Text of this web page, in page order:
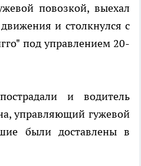
повозкой, выехал
и столкнулся с
под управлением 20-
и водитель
управляющий гужевой
были доставлены в